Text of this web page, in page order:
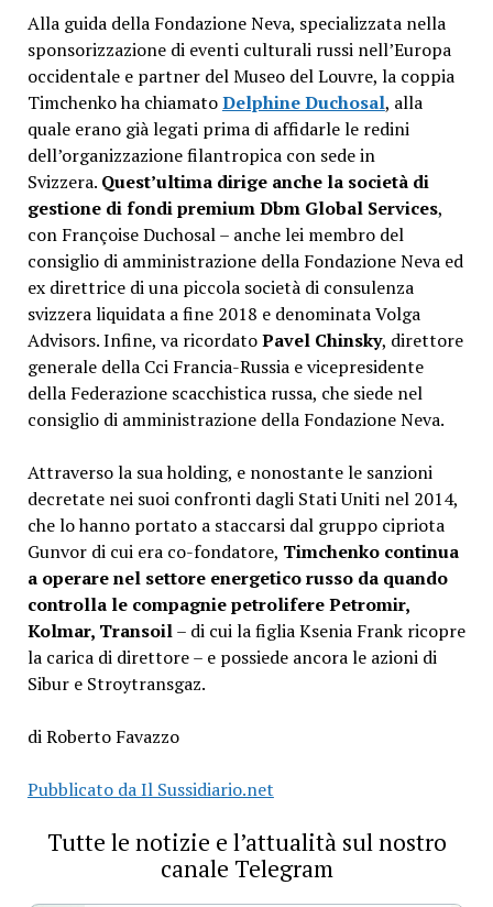
Alla guida della Fondazione Neva, specializzata nella
sponsorizzazione di eventi culturali russi nell’Europa
occidentale e partner del Museo del Louvre, la coppia
Timchenko ha chiamatoDelphine Duchosal, alla
quale erano già legati prima di affidarle le redini
dell’organizzazione filantropica con sede in
Svizzera. Quest’ultima dirige anche la società di
gestione di fondi premium Dbm Global Services,
con Françoise Duchosal – anche lei membro del
consiglio di amministrazione della Fondazione Neva ed
ex direttrice di una piccola società di consulenza
svizzera liquidata a fine 2018 e denominata Volga
Advisors. Infine, va ricordatoPavel Chinsky, direttore
generale della Cci Francia-Russia e vicepresidente
della Federazione scacchistica russa, che siede nel
consiglio di amministrazione della Fondazione Neva.
Attraverso la sua holding, e nonostante le sanzioni
decretate nei suoi confronti dagli Stati Uniti nel 2014,
che lo hanno portato a staccarsi dal gruppo cipriota
Gunvor di cui era co-fondatore, Timchenko continua
a operare nel settore energetico russo da quando
controlla le compagnie petrolifere Petromir,
Kolmar, Transoil– di cui la figlia Ksenia Frank ricopre
la carica di direttore – e possiede ancora le azioni di
Sibur e Stroytransgaz.
di Roberto Favazzo
Pubblicato da Il Sussidiario.net
Tutte le notizie e l’attualità sul nostro
canale Telegram